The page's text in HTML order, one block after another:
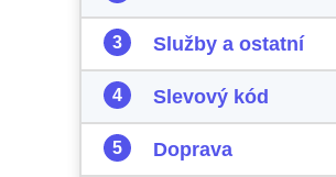
Služby a ostatní
Slevový kód
Doprava